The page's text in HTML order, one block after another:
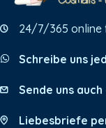
24/7/365 online
Schreibe uns
Sende uns
Liebesbriefe